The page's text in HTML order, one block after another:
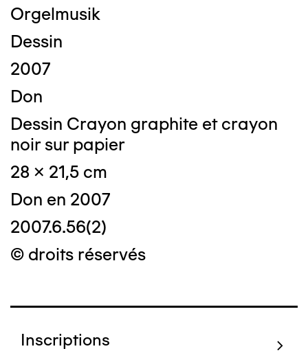
Orgelmusik
Dessin
2007
Don
Dessin Crayon graphite et crayon
noir sur papier
28 x 21,5 cm
Don en 2007
2007.6.56(2)
© droits réservés
Inscriptions